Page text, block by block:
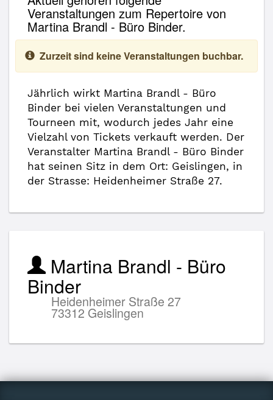
Veranstaltungen zum Repertoire von
Martina Brandl - Büro Binder.
Zurzeit sind keine Veranstaltungen buchbar.
Jährlich wirkt Martina Brandl - Büro
Binder bei vielen Veranstaltungen und
Tourneen mit, wodurch jedes Jahr eine
Vielzahl von Tickets verkauft werden. Der
Veranstalter Martina Brandl - Büro Binder
hat seinen Sitz in dem Ort: Geislingen, in
der Strasse: Heidenheimer Straße 27.
Martina Brandl - Büro
Binder
Heidenheimer Straße 27
73312 Geislingen